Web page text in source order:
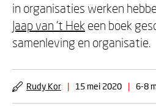
in organisaties werken
Jaap van 't Hek een boek
samenleving en organisatie.
Rudy Kor | 15 mei 2020 | 6-8